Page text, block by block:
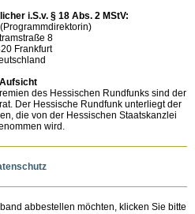
i.S.v. § 18 Abs. 2 MStV:
8
Frankfurt
Aufsicht
des Hessischen Rundfunks sind der
Der Hessische Rundfunk unterliegt der
die von der Hessischen Staatskanzlei
wird.
abbestellen möchten, klicken Sie bitte